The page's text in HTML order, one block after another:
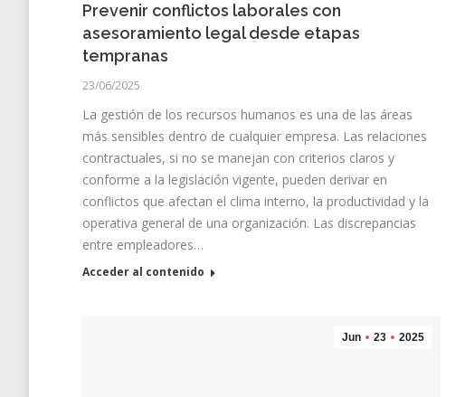
Prevenir conflictos laborales con
asesoramiento legal desde etapas
tempranas
23/06/2025
La gestión de los recursos humanos es una de las áreas
más sensibles dentro de cualquier empresa. Las relaciones
contractuales, si no se manejan con criterios claros y
conforme a la legislación vigente, pueden derivar en
conflictos que afectan el clima interno, la productividad y la
operativa general de una organización. Las discrepancias
entre empleadores…
Acceder al contenido
Jun 23 2025